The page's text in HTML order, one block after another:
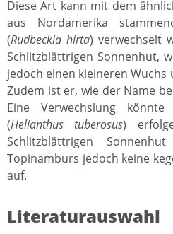
Diese Art kann mit dem
aus Nordamerika
(Rudbeckia hirta) verwechselt
Schlitzblättrigen Sonnenhut,
jedoch einen kleineren
Zudem ist er, wie der Name
Eine Verwechslung
(Helianthus tuberosus)
Schlitzblättrigen
Topinamburs jedoch keine
auf.
Literaturauswahl